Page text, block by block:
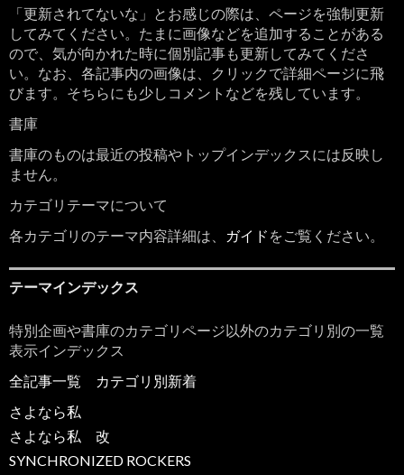
「更新されてないな」とお感じの際は、ページを強制更新
してみてください。たまに画像などを追加することがある
ので、気が向かれた時に個別記事も更新してみてくださ
い。なお、各記事内の画像は、クリックで詳細ページに飛
びます。そちらにも少しコメントなどを残しています。
書庫
書庫のものは最近の投稿やトップインデックスには反映し
ません。
カテゴリテーマについて
各カテゴリのテーマ内容詳細は、
ガイド をご覧ください。
テーマインデックス
特別企画や書庫のカテゴリページ以外のカテゴリ別の一覧
表示インデックス
全記事一覧
カテゴリ別新着
さよなら私
さよなら私 改
SYNCHRONIZED ROCKERS